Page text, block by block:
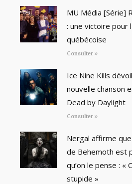
MU Média [Série]
: une victoire pour
québécoise
Consulter »
Ice Nine Kills
nouvelle chanson
Dead by Daylight
Consulter »
Nergal affirme
de Behemoth est
qu’on le pense : «
stupide »